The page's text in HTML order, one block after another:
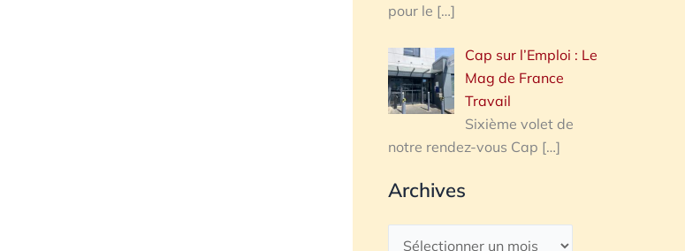
pour le […]
Cap sur l’Emploi : Le
Mag de France
Travail
Sixième volet de
notre rendez-vous Cap […]
Archives